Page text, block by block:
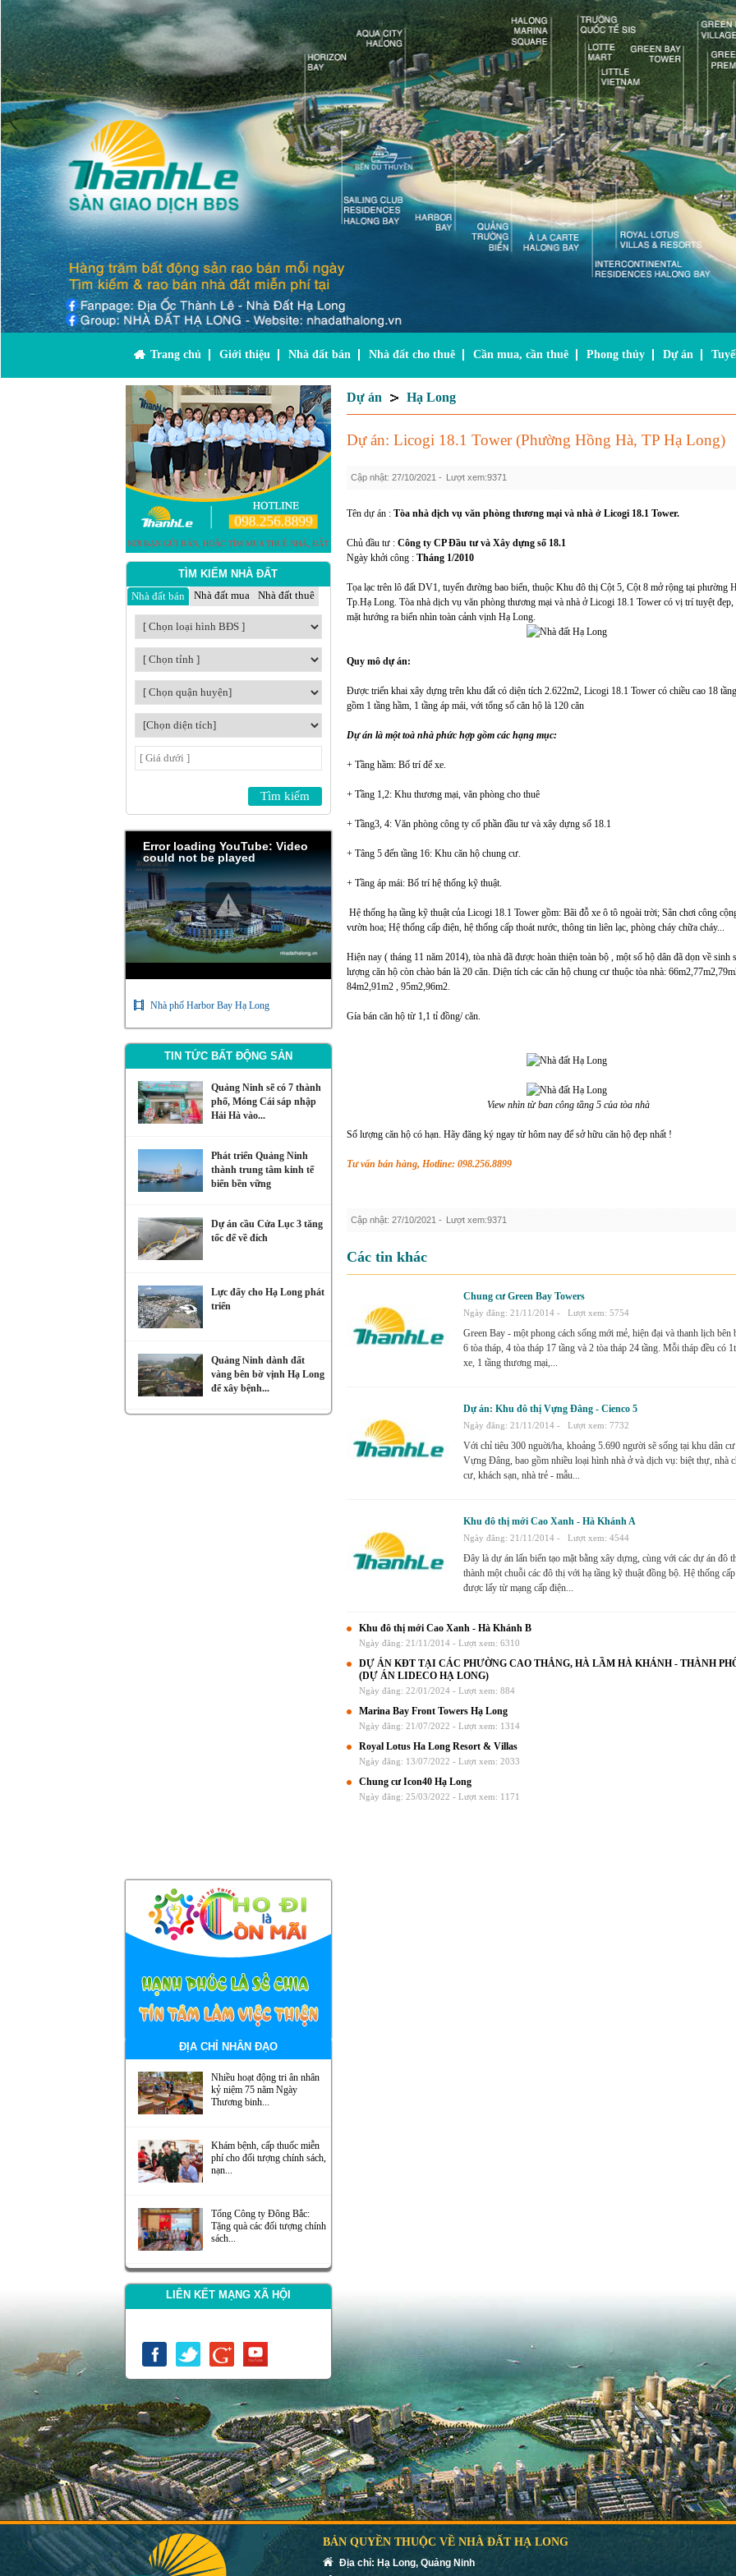
Trang chủ Giới thiệu Nhà đất bán Nhà đất cho thuê Cần mua, cần thuê Phong thủy Dự án
TÌM KIẾM NHÀ ĐẤT
Nhà đất bán
Nhà đất mua Nhà đất thuê
Error loading YouTube: Video
could not be played
Nhà phố Harbor Bay Hạ Long
TIN TỨC BẤT ĐỘNG SẢN
Quảng Ninh sẽ có 7 thành
phố, Móng Cái sáp nhập
Hải Hà vào...
Phát triển Quảng Ninh
thành trung tâm kinh tế
biển bền vững
Dự án cầu Cửa Lục 3 tăng
tốc để về đích
Lực đẩy cho Hạ Long phát
triển
Quảng Ninh dành đất
vàng bên bờ vịnh Hạ Long
để xây bệnh...
ĐỊA CHỈ NHÂN ĐẠO
Nhiều hoạt động tri ân nhân
kỷ niệm 75 năm Ngày
Thương binh...
Khám bệnh, cấp thuốc miễn
phí cho đối tượng chính sách,
nạn...
Tổng Công ty Đông Bắc:
Tặng quà các đối tượng chính
sách...
LIÊN KẾT MẠNG XÃ HỘI
Dự án Hạ Long
Dự án: Licogi 18.1 Tower (Phường Hồng Hà, TP Hạ Long)
Cập nhật: 27/10/2021 - Lượt xem:9371
Tên dự án :Tòa nhà dịch vụ văn phòng thương mại và nhà ở Licogi 18.1 Tower.
Chủ đầu tư :Công ty CP Đầu tư và Xây dựng số 18.1
Ngày khởi công : Tháng 1/2010
Tọa lạc trên lô đất DV1, tuyến đường bao biển, thuộc Khu đô thị Cột 5, Cột 8 mở rộng tại phường
Tp.Hạ Long. Tòa nhà dịch vụ văn phòng thương mại và nhà ở Licogi 18.1 Tower có vị trí tuyệt
mặt hướng ra biển nhìn toàn cảnh vịnh Hạ Long.
Quy mô dự án:
Được triển khai xây dựng trên khu đất có diện tích 2.622m2, Licogi 18.1 Tower có chiều cao 18
gồm 1 tầng hầm, 1 tầng áp mái, với tổng số căn hộ là 120 căn
Dự án là một toà nhà phức hợp gồm các hạng mục:
+ Tầng hầm: Bố trí để xe.
+ Tầng 1,2: Khu thương mại, văn phòng cho thuê
+ Tầng3, 4: Văn phòng công ty cổ phần đầu tư và xây dựng số 18.1
+ Tâng 5 đến tầng 16: Khu căn hộ chung cư.
+ Tầng áp mái: Bố trí hệ thống kỹ thuật.
Hệ thống hạ tầng kỹ thuật của Licogi 18.1 Tower gồm: Bãi đỗ xe ô tô ngoài trời; Sân chơi công
vườn hoa; Hệ thống cấp điện, hệ thống cấp thoát nước, thông tin liên lạc, phòng cháy chữa cháy...
Hiện nay ( tháng 11 năm 2014), tòa nhà đã được hoàn thiện toàn bộ , một số hộ dân đã dọn về sinh
lượng căn hộ còn chào bán là 20 căn. Diện tích các căn hộ chung cư thuộc tòa nhà:
84m2,91m2 , 95m2,96m2.
Gía bán căn hộ từ 1,1 tỉ đồng/ căn.
View nhìn từ ban công tầng 5 của tòa nhà
Số lượng căn hộ có hạn. Hãy đăng ký ngay từ hôm nay để sở hữu căn hộ đẹp nhất !
Tư vấn bán hàng, Hotline: 098.256.8899
Cập nhật: 27/10/2021 - Lượt xem:9371
Các tin khác
Chung cư Green Bay Towers
Ngày đăng: 21/11/2014 - Lượt xem: 5754
Green Bay - một phong cách sống mới mẻ, hiện đại và thanh lịch bên
6 tòa tháp, 4 tòa tháp 17 tầng và 2 tòa tháp 24 tầng. Mỗi tháp đều có
xe, 1 tầng thương mại,...
Dự án: Khu đô thị Vựng Đâng - Cienco 5
Ngày đăng: 21/11/2014 - Lượt xem: 7732
Với chỉ tiêu 300 nguời/ha, khoảng 5.690 người sẽ sống tại khu dân
Vựng Đâng, bao gồm nhiều loại hình nhà ở và dịch vụ: biệt thự, nhà
cư, khách sạn, nhà trẻ - mẫu...
Khu đô thị mới Cao Xanh - Hà Khánh A
Ngày đăng: 21/11/2014 - Lượt xem: 4544
Đây là dự án lấn biển tạo mặt bằng xây dựng, cùng với các dự án đô
thành một chuỗi các đô thị với hạ tầng kỹ thuật đồng bộ. Hệ thống
được lấy từ mạng cấp điện...
Khu đô thị mới Cao Xanh - Hà Khánh B
Ngày đăng: 21/11/2014 - Lượt xem: 6310
DỰ ÁN KĐT TẠI CÁC PHƯỜNG CAO THẮNG, HÀ LẦM HÀ KHÁNH - THÀNH
(DỰ ÁN LIDECO HẠ LONG)
Ngày đăng: 22/01/2024 - Lượt xem: 884
Marina Bay Front Towers Hạ Long
Ngày đăng: 21/07/2022 - Lượt xem: 1314
Royal Lotus Ha Long Resort & Villas
Ngày đăng: 13/07/2022 - Lượt xem: 2033
Chung cư Icon40 Hạ Long
Ngày đăng: 25/03/2022 - Lượt xem: 1171
BẢN QUYỀN THUỘC VỀ NHÀ ĐẤT HẠ LONG
Địa chỉ: Hạ Long, Quảng Ninh